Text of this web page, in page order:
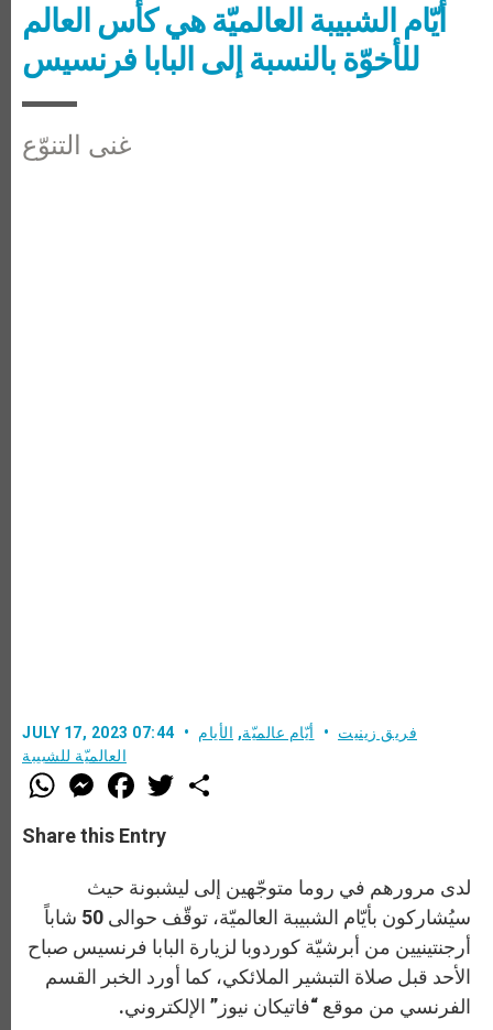
أيّام الشبيبة العالميّة هي كأس العالم
للأخوّة بالنسبة إلى البابا فرنسيس
غنى التنوّع
JULY 17, 2023 07:44 فريق زينيت أيّام عالميّة, الأيام
العالميّة للشبيبة
W
h
t
s
M
e
s
e
e
r
F
a
e
b
o
k
w
Share this Entry
لدى مرورهم في روما متوجّهين إلى ليشبونة حيث
سيُشاركون بأيّام الشبيبة العالميّة، توقّف حوالى 50 شاباً
أرجنتينيين من أبرشيّة كوردوبا لزيارة البابا فرنسيس صباح
الأحد قبل صلاة التبشير الملائكي، كما أورد الخبر القسم
الفرنسي من موقع “فاتيكان نيوز” الإلكتروني.